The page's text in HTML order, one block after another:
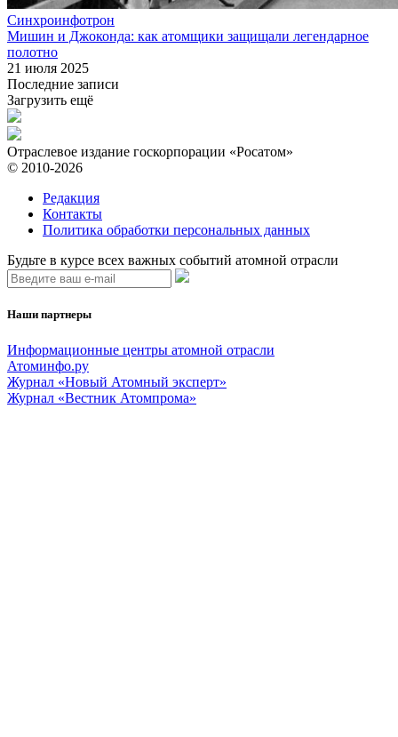
Синхроинфотрон
Мишин и Джоконда: как атомщики защищали легендарное
полотно
21 июля 2025
Последние записи
Загрузить ещё
Отраслевое издание госкорпорации «Росатом»
© 2010-2026
Редакция
Контакты
Политика обработки персональных данных
Будьте в курсе всех важных событий атомной отрасли
Наши партнеры
Информационные центры атомной отрасли
Атоминфо.ру
Журнал «Новый Атомный эксперт»
Журнал «Вестник Атомпрома»